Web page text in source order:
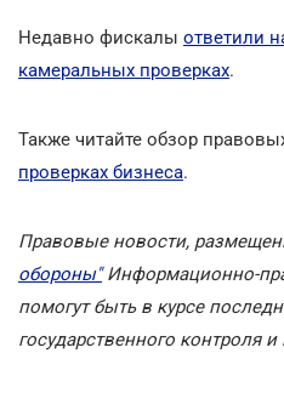
Недавно фискалы ответили
камеральных проверках.
Также читайте обзор
проверках бизнеса.
Правовые новости,
обороны"Информационно-
помогут быть в курсе
государственного контроля и